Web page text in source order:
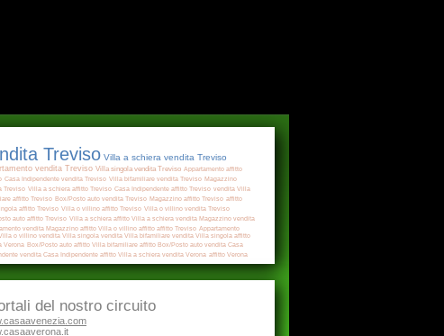
Treviso Villa a schiera vendita Treviso
vendita Treviso Villa singola vendita Treviso Appartamento affitto
Casa Indipendente vendita Treviso Villa bifamiliare vendita Treviso Magazzino
Treviso Villa a schiera affitto Treviso Casa Indipendente affitto Treviso vendita Villa
affitto Treviso Box/Posto auto vendita Treviso Magazzino affitto Treviso affitto
affitto Treviso Villa o villino affitto Treviso Villa o villino vendita Treviso
auto affitto Treviso Villa a schiera affitto Villa a schiera vendita Magazzino vendita
vendita Magazzino affitto Villa o villino affitto affitto Treviso Appartamento
o villino vendita Villa singola vendita Villa bifamiliare vendita Villa singola affitto
Verona Box/Posto auto affitto Villa bifamiliare affitto Box/Posto auto vendita Casa
vendita Casa Indipendente affitto Villa a schiera vendita Verona affitto Verona
del nostro circuito